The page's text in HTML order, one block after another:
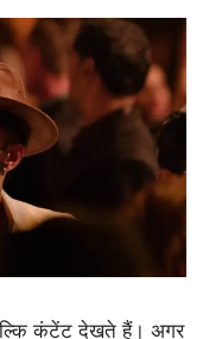
कंटेंट देखते हैं। अगर